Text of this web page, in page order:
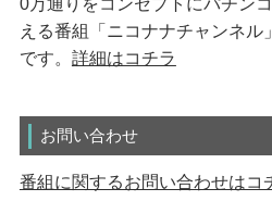
える番組「ニコナナチャンネル
です。 詳細はコチラ
お問い合わせ
番組に関するお問い合わせはコ